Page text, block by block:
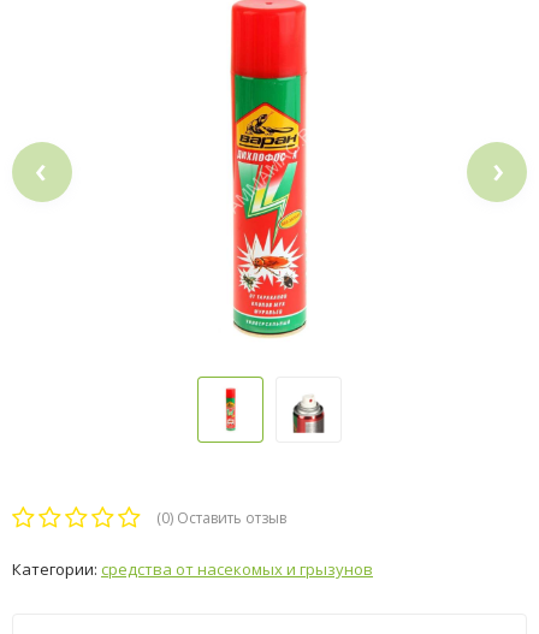
‹ ›
(0) Оставить отзыв
Категории: средства от насекомых и грызунов